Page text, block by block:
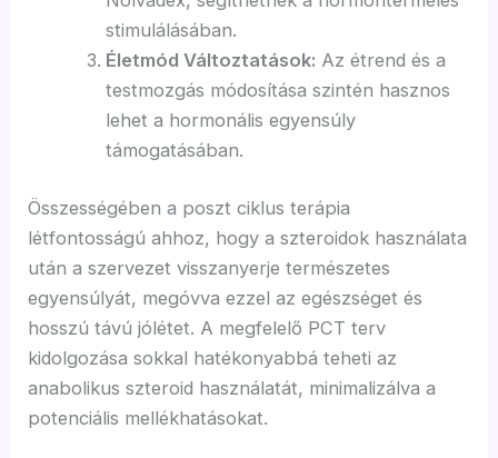
stimulálásában.
Életmód Változtatások: Az étrend és a
testmozgás módosítása szintén hasznos
lehet a hormonális egyensúly
támogatásában.
Összességében a poszt ciklus terápia
létfontosságú ahhoz, hogy a szteroidok használata
után a szervezet visszanyerje természetes
egyensúlyát, megóvva ezzel az egészséget és
hosszú távú jólétet. A megfelelő PCT terv
kidolgozása sokkal hatékonyabbá teheti az
anabolikus szteroid használatát, minimalizálva a
potenciális mellékhatásokat.